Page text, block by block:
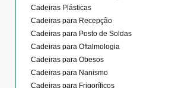
Cadeiras Plásticas
Cadeiras para Recepção
Cadeiras para Posto de Soldas
Cadeiras para Oftalmologia
Cadeiras para Obesos
Cadeiras para Nanismo
Cadeiras para Frigoríficos